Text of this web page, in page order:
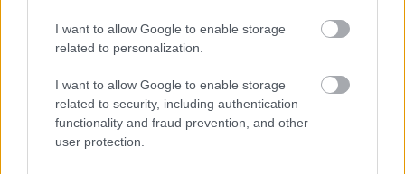
I want to allow Google to enable storage
related to personalization.
I want to allow Google to enable storage
related to security, including authentication
functionality and fraud prevention, and other
user protection.
Románia már a frontra szállít? Súlyos
vádakkal rukkoltak elő az oroszok